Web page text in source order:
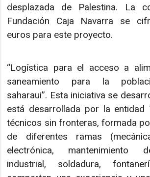
desplazada de Palestina. La
Fundación Caja Navarra se
euros para este proyecto.
“Logística para el acceso a
saneamiento para la
saharaui”. Esta iniciativa se
está desarrollada por la entidad
técnicos sin fronteras, formada
de diferentes ramas
electrónica, mantenimiento
industrial, soldadura,